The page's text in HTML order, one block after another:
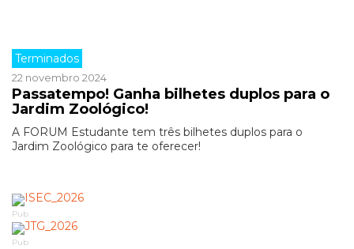
Terminados
22 novembro 2024
Passatempo! Ganha bilhetes duplos para o
Jardim Zoológico!
A FORUM Estudante tem três bilhetes duplos para o
Jardim Zoológico para te oferecer!
Pub
Pub